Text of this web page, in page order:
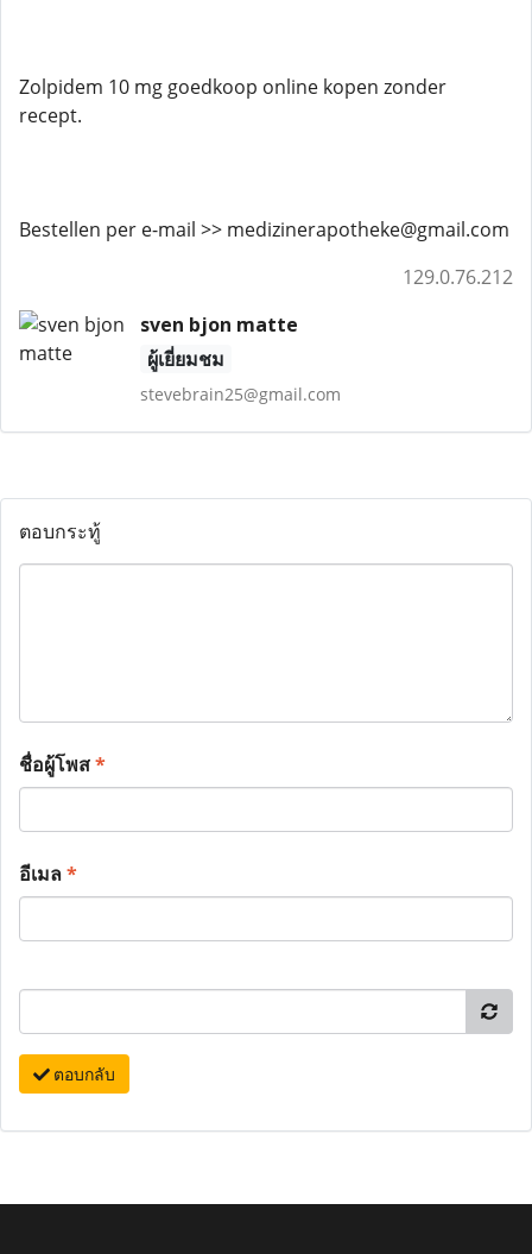
Zolpidem 10 mg goedkoop online kopen zonder
recept.
Bestellen per e-mail >> medizinerapotheke@gmail.com
129.0.76.212
sven bjon matte
ผู้เยี่ยมชม
stevebrain25@gmail.com
ตอบกระทู้
ชื่อผู้โพส*
อีเมล*
ตอบกลับ